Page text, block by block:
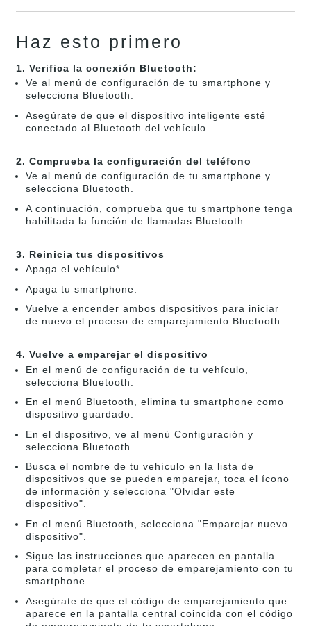
Haz esto primero
1. Verifica la conexión Bluetooth:
Ve al menú de configuración de tu smartphone y
selecciona Bluetooth.
Asegúrate de que el dispositivo inteligente esté
conectado al Bluetooth del vehículo.
2. Comprueba la configuración del teléfono
Ve al menú de configuración de tu smartphone y
selecciona Bluetooth.
A continuación, comprueba que tu smartphone tenga
habilitada la función de llamadas Bluetooth.
3. Reinicia tus dispositivos
Apaga el vehículo*.
Apaga tu smartphone.
Vuelve a encender ambos dispositivos para iniciar
de nuevo el proceso de emparejamiento Bluetooth.
4. Vuelve a emparejar el dispositivo
En el menú de configuración de tu vehículo,
selecciona Bluetooth.
En el menú Bluetooth, elimina tu smartphone como
dispositivo guardado.
En el dispositivo, ve al menú Configuración y
selecciona Bluetooth.
Busca el nombre de tu vehículo en la lista de
dispositivos que se pueden emparejar, toca el ícono
de información y selecciona "Olvidar este
dispositivo".
En el menú Bluetooth, selecciona "Emparejar nuevo
dispositivo".
Sigue las instrucciones que aparecen en pantalla
para completar el proceso de emparejamiento con tu
smartphone.
Asegúrate de que el código de emparejamiento que
aparece en la pantalla central coincida con el código